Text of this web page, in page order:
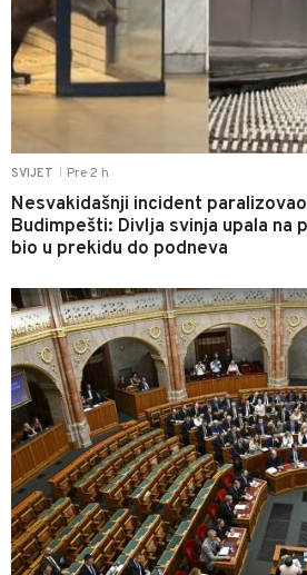
SVIJET Pre 2 h
Nesvakidašnji incident
Budimpešti: Divlja svinja upala na
bio u prekidu do podneva